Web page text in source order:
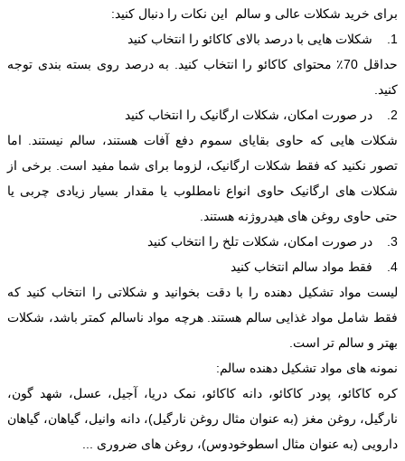
برای خرید شکلات عالی و سالم این نکات را دنبال کنید:
1. شکلات هایی با درصد بالای کاکائو را انتخاب کنید
حداقل 70٪ محتوای کاکائو را انتخاب کنید. به درصد روی بسته بندی توجه
کنید.
2. در صورت امکان، شکلات ارگانیک را انتخاب کنید
شکلات هایی که حاوی بقایای سموم دفع آفات هستند، سالم نیستند. اما
تصور نکنید که فقط شکلات ارگانیک، لزوما برای شما مفید است. برخی از
شکلات های ارگانیک حاوی انواع نامطلوب یا مقدار بسیار زیادی چربی یا
حتی حاوی روغن های هیدروژنه هستند.
3. در صورت امکان، شکلات تلخ را انتخاب کنید
4. فقط مواد سالم انتخاب کنید
لیست مواد تشکیل دهنده را با دقت بخوانید و شکلاتی را انتخاب کنید که
فقط شامل مواد غذایی سالم هستند. هرچه مواد ناسالم کمتر باشد، شکلات
بهتر و سالم تر است.
نمونه های مواد تشکیل دهنده سالم:
کره کاکائو، پودر کاکائو، دانه کاکائو، نمک دریا، آجیل، عسل، شهد گون،
نارگیل، روغن مغز (به عنوان مثال روغن نارگیل)، دانه وانیل، گیاهان، گیاهان
دارویی (به عنوان مثال اسطوخودوس)، روغن های ضروری ...